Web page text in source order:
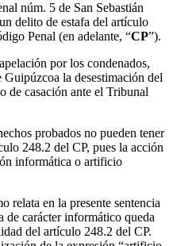
núm. 5 de San Sebastián
delito de estafa del artículo
Penal (en adelante, “CP”).
por los condenados,
la desestimación del
de casación ante el Tribunal
probados no pueden tener
248.2 del CP, pues la acción
informática o artificio
relata en la presente sentencia
de carácter informático queda
del artículo 248.2 del CP.